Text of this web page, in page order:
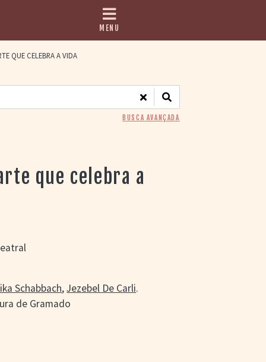
MENU
QUE CELEBRA A VIDA
BUSCA AVANÇADA
que celebra a
Schabbach,Jezebel De Carli.
de Gramado